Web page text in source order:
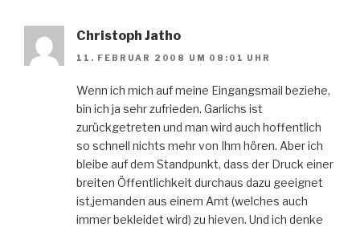
Christoph Jatho
11. FEBRUAR 2008 UM 08:01 UHR
Wenn ich mich auf meine Eingangsmail beziehe,
bin ich ja sehr zufrieden. Garlichs ist
zurückgetreten und man wird auch hoffentlich
so schnell nichts mehr von Ihm hören. Aber ich
bleibe auf dem Standpunkt, dass der Druck einer
breiten Öffentlichkeit durchaus dazu geeignet
ist,jemanden aus einem Amt (welches auch
immer bekleidet wird) zu hieven. Und ich denke